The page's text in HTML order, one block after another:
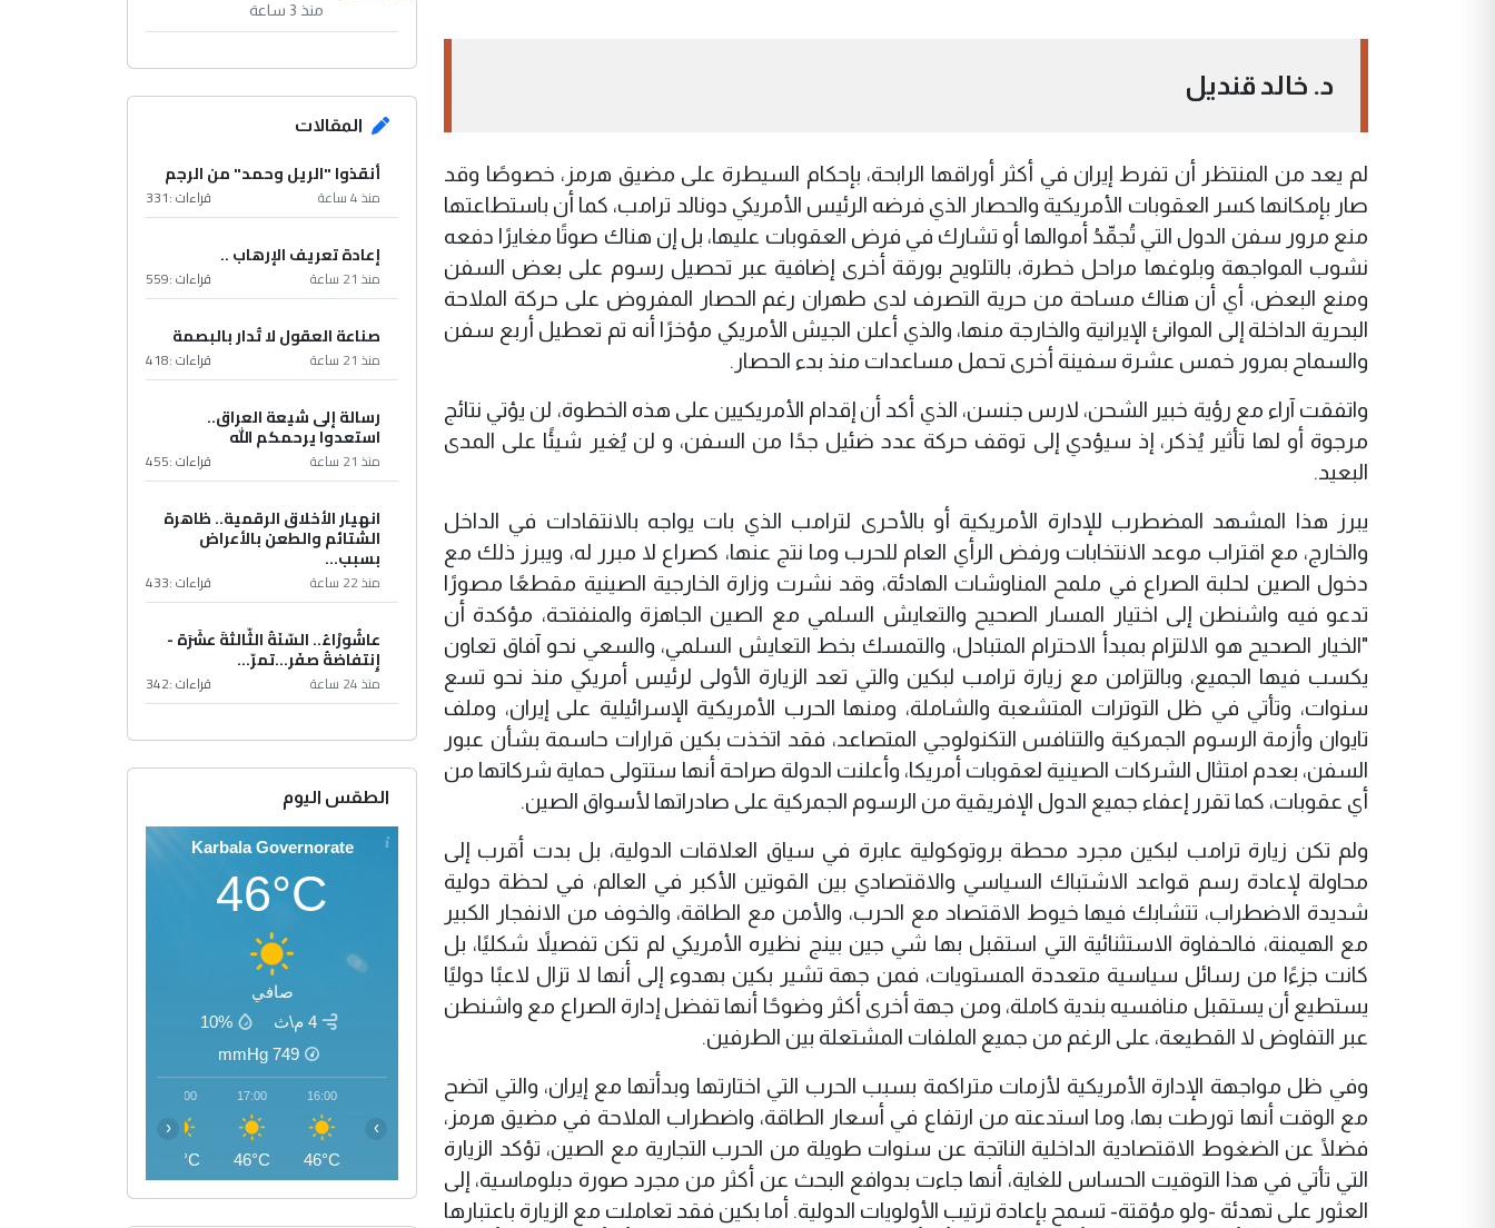
د. خالد قنديل
لم يعد من المنتظر أن تفرط إيران في أكثر أوراقها الرابحة، بإحكام السيطرة على مضيق هرمز، خصوصًا وقد
صار بإمكانها كسر العقوبات الأمريكية والحصار الذي فرضه الرئيس الأمريكي دونالد ترامب، كما أن باستطاعتها
منع مرور سفن الدول التي تُجمِّدُ أموالها أو تشارك في فرض العقوبات عليها، بل إن هناك صوتًا مغايرًا دفعه
نشوب المواجهة وبلوغها مراحل خطرة، بالتلويح بورقة أخرى إضافية عبر تحصيل رسوم على بعض السفن
ومنع البعض، أي أن هناك مساحة من حرية التصرف لدى طهران رغم الحصار المفروض على حركة الملاحة
البحرية الداخلة إلى الموانئ الإيرانية والخارجة منها، والذي أعلن الجيش الأمريكي مؤخرًا أنه تم تعطيل أربع سفن
والسماح بمرور خمس عشرة سفينة أخرى تحمل مساعدات منذ بدء الحصار.
واتفقت آراء مع رؤية خبير الشحن، لارس جنسن، الذي أكد أن إقدام الأمريكيين على هذه الخطوة، لن يؤتي نتائج
مرجوة أو لها تأثير يُذكر، إذ سيؤدي إلى توقف حركة عدد ضئيل جدًا من السفن، و لن يُغير شيئًا على المدى
البعيد.
يبرز هذا المشهد المضطرب للإدارة الأمريكية أو بالأحرى لترامب الذي بات يواجه بالانتقادات في الداخل
والخارج، مع اقتراب موعد الانتخابات ورفض الرأي العام للحرب وما نتج عنها، كصراع لا مبرر له، ويبرز ذلك مع
دخول الصين لحلبة الصراع في ملمح المناوشات الهادئة، وقد نشرت وزارة الخارجية الصينية مقطعًا مصورًا
تدعو فيه واشنطن إلى اختيار المسار الصحيح والتعايش السلمي مع الصين الجاهزة والمنفتحة، مؤكدة أن
"الخيار الصحيح هو الالتزام بمبدأ الاحترام المتبادل، والتمسك بخط التعايش السلمي، والسعي نحو آفاق تعاون
يكسب فيها الجميع، وبالتزامن مع زيارة ترامب لبكين والتي تعد الزيارة الأولى لرئيس أمريكي منذ نحو تسع
سنوات، وتأتي في ظل التوترات المتشعبة والشاملة، ومنها الحرب الأمريكية الإسرائيلية على إيران، وملف
تايوان وأزمة الرسوم الجمركية والتنافس التكنولوجي المتصاعد، فقد اتخذت بكين قرارات حاسمة بشأن عبور
السفن، بعدم امتثال الشركات الصينية لعقوبات أمريكا، وأعلنت الدولة صراحة أنها ستتولى حماية شركاتها من
أي عقوبات، كما تقرر إعفاء جميع الدول الإفريقية من الرسوم الجمركية على صادراتها لأسواق الصين.
ولم تكن زيارة ترامب لبكين مجرد محطة بروتوكولية عابرة في سياق العلاقات الدولية، بل بدت أقرب إلى
محاولة لإعادة رسم قواعد الاشتباك السياسي والاقتصادي بين القوتين الأكبر في العالم، في لحظة دولية
شديدة الاضطراب، تتشابك فيها خيوط الاقتصاد مع الحرب، والأمن مع الطاقة، والخوف من الانفجار الكبير
مع الهيمنة، فالحفاوة الاستثنائية التي استقبل بها شي جين بينج نظيره الأمريكي لم تكن تفصيلاً شكليًا، بل
كانت جزءًا من رسائل سياسية متعددة المستويات، فمن جهة تشير بكين بهدوء إلى أنها لا تزال لاعبًا دوليًا
يستطيع أن يستقبل منافسيه بندية كاملة، ومن جهة أخرى أكثر وضوحًا أنها تفضل إدارة الصراع مع واشنطن
عبر التفاوض لا القطيعة، على الرغم من جميع الملفات المشتعلة بين الطرفين.
وفي ظل مواجهة الإدارة الأمريكية لأزمات متراكمة بسبب الحرب التي اختارتها وبدأتها مع إيران، والتي اتضح
مع الوقت أنها تورطت بها، وما استدعته من ارتفاع في أسعار الطاقة، واضطراب الملاحة في مضيق هرمز،
فضلًا عن الضغوط الاقتصادية الداخلية الناتجة عن سنوات طويلة من الحرب التجارية مع الصين، تؤكد الزيارة
التي تأتي في هذا التوقيت الحساس للغاية، أنها جاءت بدوافع البحث عن أكثر من مجرد صورة دبلوماسية، إلى
العثور على تهدئة -ولو مؤقتة- تسمح بإعادة ترتيب الأولويات الدولية. أما بكين فقد تعاملت مع الزيارة باعتبارها
منذ 3 ساعة
المقالات
أنقذوا "الريل وحمد" من الرجم
منذ 4 ساعة قراءات :331
إعادة تعريف الإرهاب ..
منذ 21 ساعة قراءات :559
صناعة العقول لا تُدار بالبصمة
منذ 21 ساعة قراءات :418
رسالة إلى شيعة العراق..
استعدوا يرحمكم الله
منذ 21 ساعة قراءات :455
انهيار الأخلاق الرقمية.. ظاهرة
الشتائم والطعن بالأعراض
بسبب...
منذ 22 ساعة قراءات :433
عاشُورْاءُ.. السّنَةُ الثّالثةَ عشَرَة -
إِنتفاضةُ صفَر…تمرّ...
منذ 24 ساعة قراءات :342
الطقس اليوم
Karbala Governorate
46°C
صافي
4 م\ث
10%
749
mmHg
16:00
46°C
17:00
46°C
18:00
45°C
‹ ›